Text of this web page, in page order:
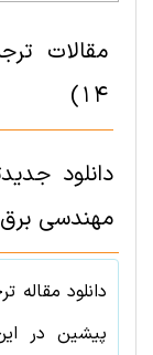
مقالات
14)
مهندسی
دانلود مقاله
پیشین در